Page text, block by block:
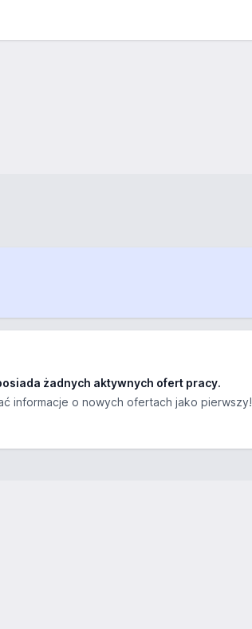
żadnych aktywnych ofert pracy.
informacje o nowych ofertach jako pierwszy!